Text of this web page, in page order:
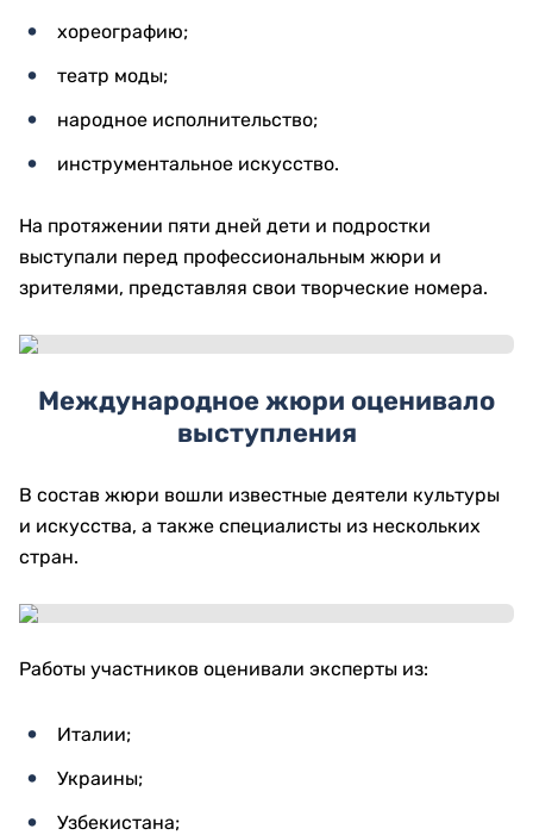
хореографию;
театр моды;
народное исполнительство;
инструментальное искусство.
На протяжении пяти дней дети и подростки
выступали перед профессиональным жюри и
зрителями, представляя свои творческие номера.
Международное жюри оценивало
выступления
В состав жюри вошли известные деятели культуры
и искусства, а также специалисты из нескольких
стран.
Работы участников оценивали эксперты из:
Италии;
Украины;
Узбекистана;